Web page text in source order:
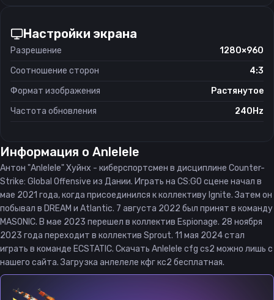
Настройки экрана
Разрешение
1280×960
Соотношение сторон
4:3
Формат изображения
Растянутое
Частота обновления
240Hz
Информация о Anlelele
Антон "Anlelele" Хуйнх - киберспортсмен в дисциплине Counter-
Strike: Global Offensive из Дании. Играть на CS:GO сцене начал в
мае 2021 года, когда присоединился к коллективу Ignite. Затем он
побывал в DREAM и Atlantic. 7 августа 2022 был принят в команду
MASONIC. В мае 2023 перешел в коллектив Espionage. 28 ноября
2023 года переходит в коллектив Sprout. 11 мая 2024 стал
играть в команде ECSTATIC. Скачать Anlelele cfg cs2 можно лишь с
нашего сайта. Загрузка анлелеле кфг кс2 бесплатная.